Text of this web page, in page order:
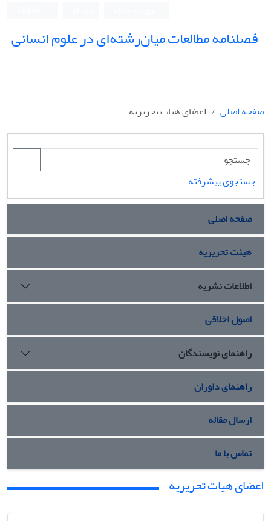
فصلنامه مطالعات میان‌رشته‌ای در علوم انسانی
صفحه اصلی اعضای هیات تحریریه
جستجوی پیشرفته
صفحه اصلی
هیئت تحریریه
اطلاعات نشریه
اصول اخلاقی
راهنمای نویسندگان
راهنمای داوران
ارسال مقاله
تماس با ما
اعضای هیات تحریریه